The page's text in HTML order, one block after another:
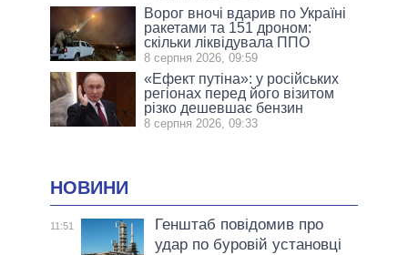
Ворог вночі вдарив по Україні
ракетами та 151 дроном:
скільки ліквідувала ППО
8 серпня 2026, 09:59
«Ефект путіна»: у російських
регіонах перед його візитом
різко дешевшає бензин
8 серпня 2026, 09:33
НОВИНИ
11:51
Генштаб повідомив про
удар по буровій установці